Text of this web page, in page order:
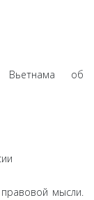
Вьетнама об
мысли.